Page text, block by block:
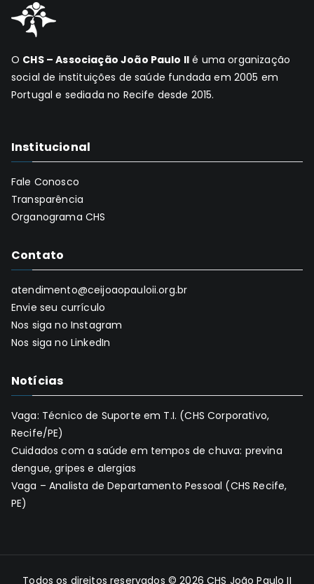
O CHS – Associação João Paulo II é uma organização
social de instituições de saúde fundada em 2005 em
Portugal e sediada no Recife desde 2015.
Institucional
Fale Conosco
Transparência
Organograma CHS
Contato
atendimento@ceijoaopauloii.org.br
Envie seu currículo
Nos siga no Instagram
Nos siga no LinkedIn
Notícias
Vaga: Técnico de Suporte em T.I. (CHS Corporativo,
Recife/PE)
Cuidados com a saúde em tempos de chuva: previna
dengue, gripes e alergias
Vaga – Analista de Departamento Pessoal (CHS Recife,
PE)
Todos os direitos reservados © 2026CHS João Paulo II